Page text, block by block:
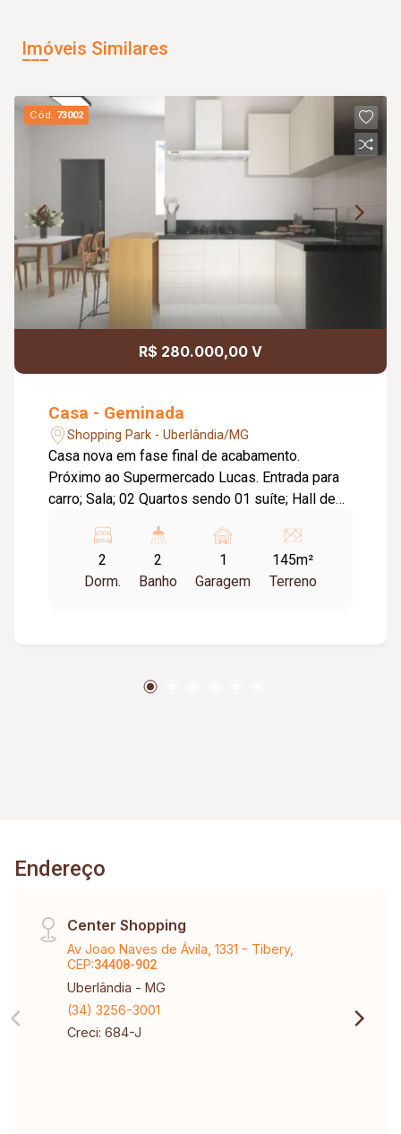
Imóveis Similares
Cód. 73002
R$ 280.000,00 V
Casa - Geminada
Shopping Park - Uberlândia/MG
Casa nova em fase final de acabamento.
Próximo ao Supermercado Lucas. Entrada para
carro; Sala; 02 Quartos sendo 01 suíte; Hall de
2
Dorm.
2
Banho
1
Garagem
145m²
Terreno
Endereço
Center Shopping
Av Joao Naves de Ávila, 1331 - Tibery,
CEP:34408-902
Uberlândia - MG
(34) 3256-3001
Creci: 684-J